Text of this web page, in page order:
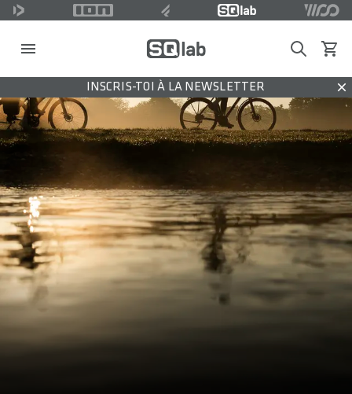
SearchVoir
INSCRIS-TOI À LA NEWSLETTER